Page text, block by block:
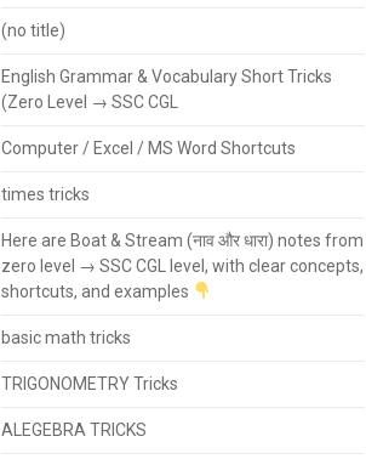
(no title)
English Grammar & Vocabulary Short Tricks
(Zero Level → SSC CGL
Computer / Excel / MS Word Shortcuts
times tricks
Here are Boat & Stream (नाव और धारा) notes from
zero level → SSC CGL level, with clear concepts,
shortcuts, and examples
basic math tricks
TRIGONOMETRY Tricks
ALEGEBRA TRICKS